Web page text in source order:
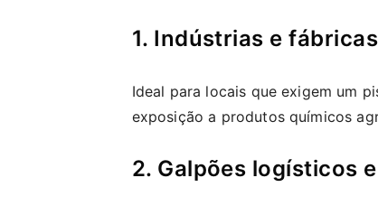
1. Indústrias e fábricas
Ideal para locais que exigem um
exposição a produtos químicos
2. Galpões logísticos